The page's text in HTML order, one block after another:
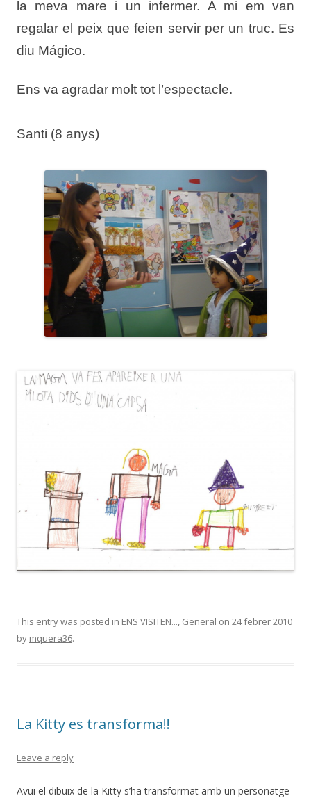
la meva mare i un infermer. A mi em van
regalar el peix que feien servir per un truc. Es
diu Mágico.
Ens va agradar molt tot l’espectacle.
Santi (8 anys)
This entry was posted in ENS VISITEN..., General on 24 febrer 2010
by mquera36.
La Kitty es transforma!!
Leave a reply
Avui el dibuix de la Kitty s’ha transformat amb un personatge